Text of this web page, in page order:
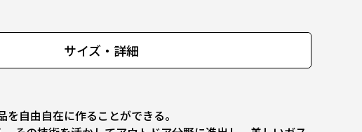
サイズ・詳細
自由自在に作ることができる。